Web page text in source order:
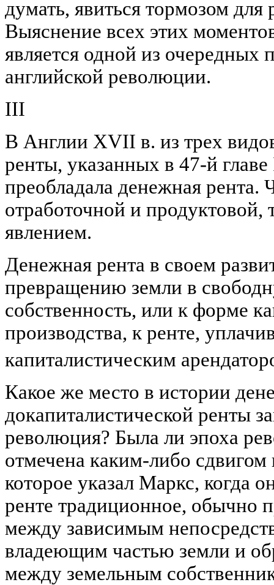
думать, явиться тормозом
Выяснение всех этих
является одной из очередных
английской революции.
III
В Англии XVII в. из трех
ренты, указанных в 47-й
преобладала денежная рента.
отработочной и
явлением.
Денежная рента в своем
превращению земли в
собственность, или к форме
производства, к ренте,
капиталистическим
Какое же место в истории
докапиталистической ренты
революция? Была ли эпоха
отмечена каким-либо
которое указал Маркс, когда
ренте традиционное, обычно
между зависимым
владеющим частью земли и
между земельным